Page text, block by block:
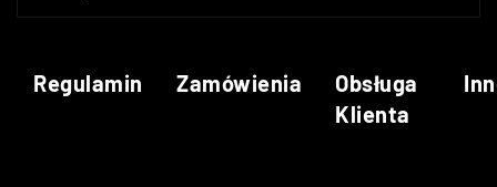
Regulamin Zamówienia
Obsługa
Klienta